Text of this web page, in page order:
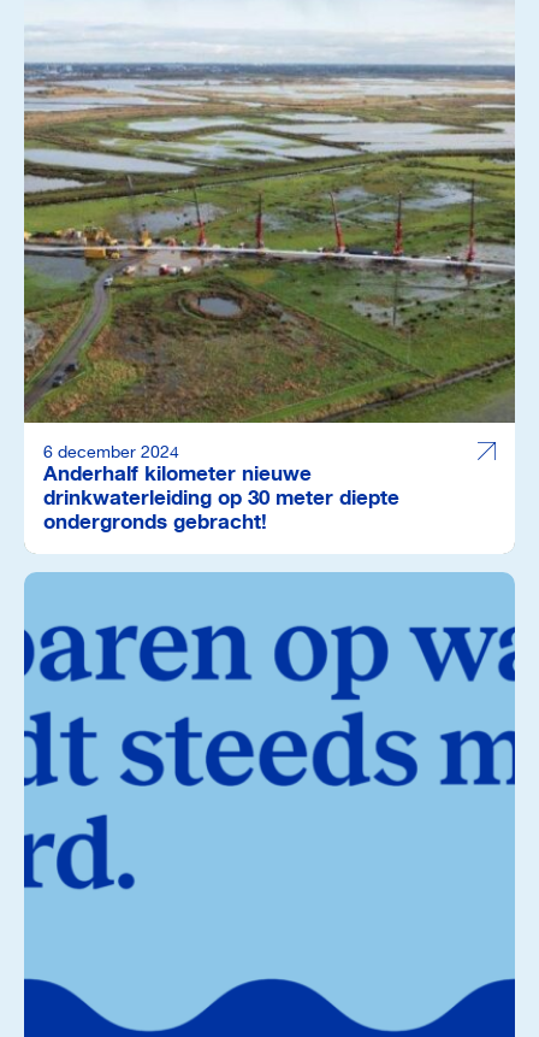
6 december 2024
Anderhalf kilometer nieuwe
drinkwaterleiding op 30 meter diepte
ondergronds gebracht!